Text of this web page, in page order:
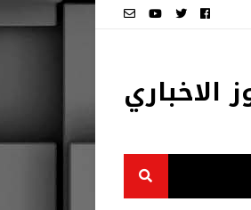
الاخباري